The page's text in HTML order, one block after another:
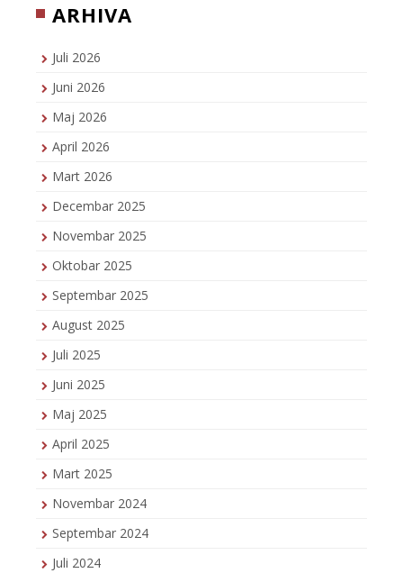
ARHIVA
Juli 2026
Juni 2026
Maj 2026
April 2026
Mart 2026
Decembar 2025
Novembar 2025
Oktobar 2025
Septembar 2025
August 2025
Juli 2025
Juni 2025
Maj 2025
April 2025
Mart 2025
Novembar 2024
Septembar 2024
Juli 2024